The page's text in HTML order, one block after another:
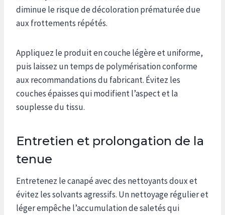
diminue le risque de décoloration prématurée due
aux frottements répétés.
Appliquez le produit en couche légère et uniforme,
puis laissez un temps de polymérisation conforme
aux recommandations du fabricant. Évitez les
couches épaisses qui modifient l’aspect et la
souplesse du tissu.
Entretien et prolongation de la
tenue
Entretenez le canapé avec des nettoyants doux et
évitez les solvants agressifs. Un nettoyage régulier et
léger empêche l’accumulation de saletés qui